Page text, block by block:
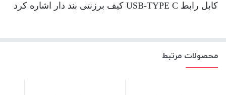
کابل رابط USB-TYPE C کیف برزنتی بند دار اشاره کرد
محصولات مرتبط